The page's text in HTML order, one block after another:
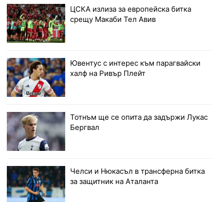
ЦСКА излиза за европейска битка
срещу Макаби Тел Авив
Ювентус с интерес към парагвайски
халф на Ривър Плейт
Тотнъм ще се опита да задържи Лукас
Бергвал
Челси и Нюкасъл в трансферна битка
за защитник на Аталанта